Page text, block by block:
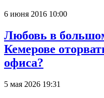
6 июня 2016 10:00
Любовь в
Кемерове
офиса?
5 мая 2026 19:31